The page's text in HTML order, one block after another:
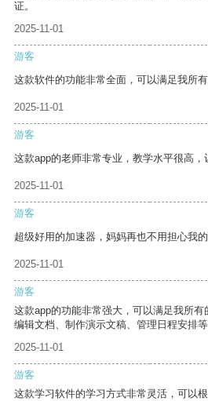
证。
2025-11-01
游客
这款软件的功能非常全面，可以满足我所有
2025-11-01
游客
这款app的老师非常专业，教学水平很高，
2025-11-01
游客
超级好用的加速器，妈妈再也不用担心我的
2025-11-01
游客
这款app的功能非常强大，可以满足我所
编辑文档、制作演示文稿、管理日程安排等
2025-11-01
游客
这款学习软件的学习方式非常灵活，可以